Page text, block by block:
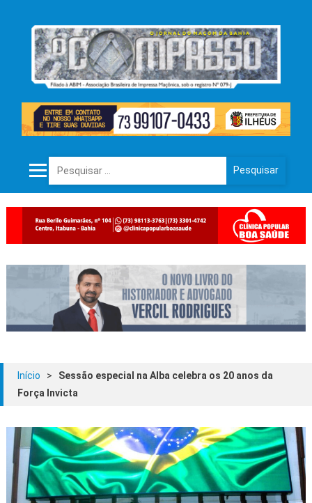
Pesquisar por:
Início >
Sessão especial na Alba celebra os 20 anos da
Força Invicta